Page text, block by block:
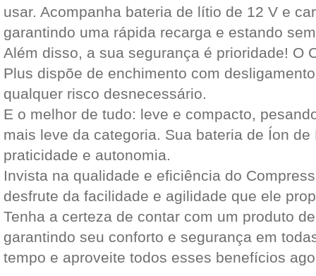
usar. Acompanha bateria de lítio de 12 V e
garantindo uma rápida recarga e estando
Além disso, a sua segurança é prioridade! O
Plus dispõe de enchimento com
qualquer risco desnecessário.
E o melhor de tudo: leve e compacto,
mais leve da categoria. Sua bateria de Íon
praticidade e autonomia.
Invista na qualidade e eficiência do
desfrute da facilidade e agilidade que ele
Tenha a certeza de contar com um produto
garantindo seu conforto e segurança em
tempo e aproveite todos esses benefícios